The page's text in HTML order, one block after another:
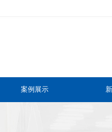
案例展示